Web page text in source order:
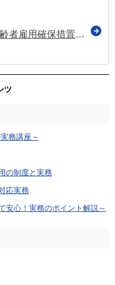
高年齢者雇用安定法Q&A（高年齢者雇用確保措置関係・高年齢者就業確保措置関係）を改訂 経過措置の内容を削除など（令和７年３月31日改訂）
ツ
務講座～
の制度と実務
応実務
安心！実務のポイント解説～